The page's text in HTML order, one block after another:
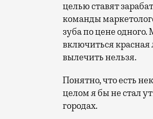
целью ставят
команды
зуба по цене
включиться красная
вылечить нельзя.
Понятно, что есть
целом я бы не стал
городах.